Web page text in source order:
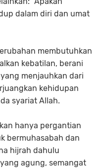
dalam diri dan umat
membutuhkan
kebatilan, berani
menjauhkan dari
kehidupan
syariat Allah.
hanya pergantian
bermuhasabah dan
hijrah dahulu
agung, semangat